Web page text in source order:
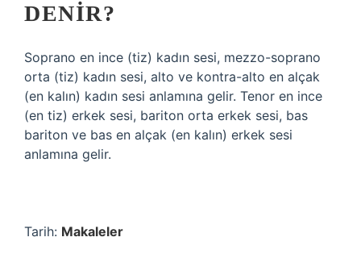
DENIR?
Soprano en ince (tiz) kadın sesi, mezzo-soprano
orta (tiz) kadın sesi, alto ve kontra-alto en alçak
(en kalın) kadın sesi anlamına gelir. Tenor en ince
(en tiz) erkek sesi, bariton orta erkek sesi, bas
bariton ve bas en alçak (en kalın) erkek sesi
anlamına gelir.
Tarih: Makaleler